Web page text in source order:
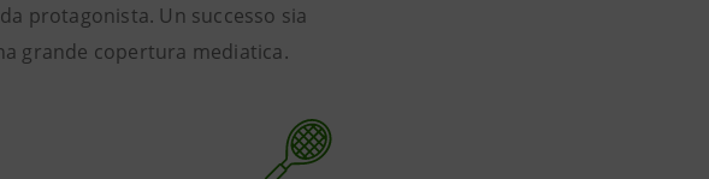
protagonista. Un successo sia
grande copertura mediatica.